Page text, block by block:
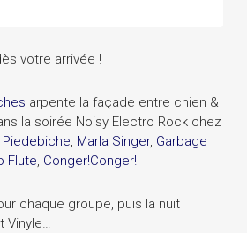
votre arrivée !
arpente la façade entre chien &
la soirée Noisy Electro Rock chez
Piedebiche, Marla Singer, Garbage
Flute, Conger!Conger!
chaque groupe, puis la nuit
Vinyle…